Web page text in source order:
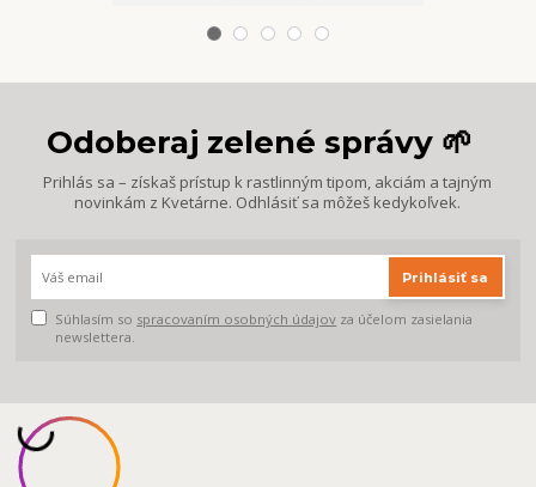
Odoberaj zelené správy 🌱
Prihlás sa – získaš prístup k rastlinným tipom, akciám a tajným
novinkám z Kvetárne. Odhlásiť sa môžeš kedykoľvek.
Prihlásiť sa
Súhlasím so spracovaním osobných údajov za účelom zasielania
newslettera.